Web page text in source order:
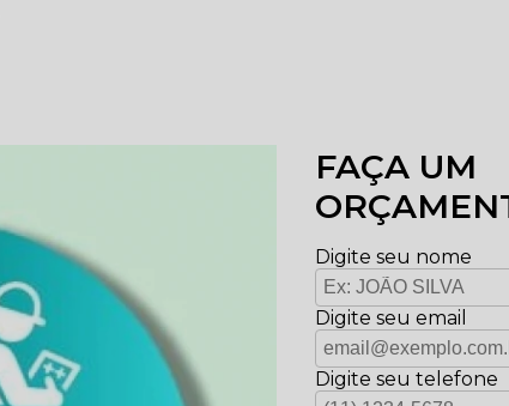
FAÇA UM
Digite seu nome
Digite seu email
Digite seu telefone